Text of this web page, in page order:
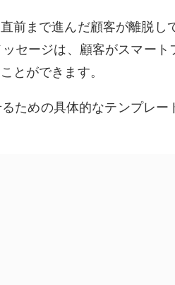
前まで進んだ顧客が離脱し
セージは、顧客がスマート
とができます。
ための具体的なテンプレー